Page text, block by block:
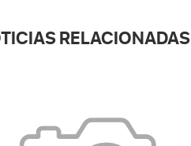
RELACIONADAS